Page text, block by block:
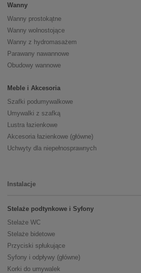
Wanny
Wanny prostokątne
Wanny wolnostojące
Wanny z hydromasażem
Parawany nawannowe
Obudowy wannowe
Meble i Akcesoria
Szafki podumywalkowe
Umywalki z szafką
Lustra łazienkowe
Akcesoria łazienkowe (główne)
Uchwyty dla niepełnosprawnych
Instalacje
Stelaże podtynkowe i Syfony
Stelaże WC
Stelaże bidetowe
Przyciski spłukujące
Syfony i odpływy (główne)
Korki do umywalek